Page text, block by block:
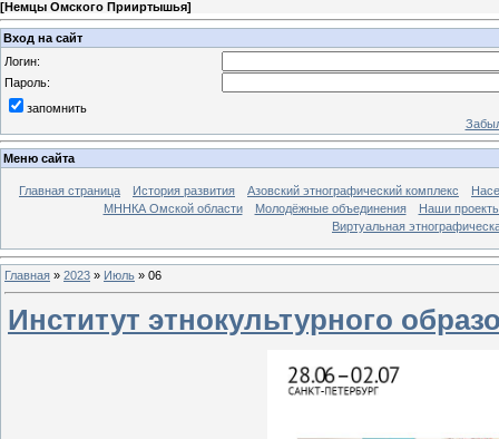
[Немцы Омского Прииртышья]
Вход на сайт
Логин:
Пароль:
запомнить
Меню сайта
Главная страница История развития Азовский этнографический комплекс
МННКА Омской области
Молодёжные объединения
Наши
Виртуальная
Главная » 2023 » Июль » 06
Институт этнокультурного